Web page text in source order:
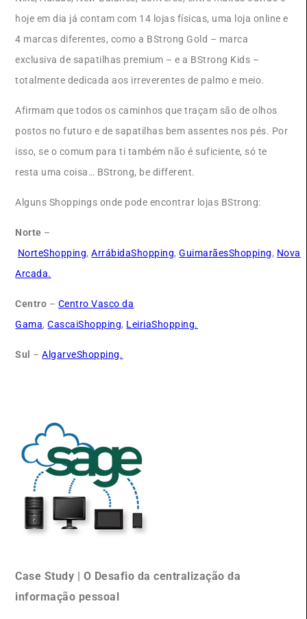
hoje em dia já contam com 14 lojas físicas, uma loja online e
4 marcas diferentes, como a BStrong Gold – marca
exclusiva de sapatilhas premium – e a BStrong Kids –
totalmente dedicada aos irreverentes de palmo e meio.
Afirmam que todos os caminhos que traçam são de olhos
postos no futuro e de sapatilhas bem assentes nos pés. Por
isso, se o comum para ti também não é suficiente, só te
resta uma coisa… BStrong, be different.
Alguns Shoppings onde pode encontrar lojas BStrong:
Norte –
NorteShopping,ArrábidaShopping,GuimarãesShopping, Nova
Arcada.
Centro – Centro Vasco da
Gama,CascaiShopping, LeiriaShopping.
Sul –AlgarveShopping.
Case Study | O Desafio da centralização da
informação pessoal